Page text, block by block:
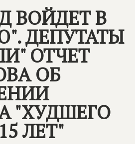
Контакты
ВОЙДЕТ В
ДЕПУТАТЫ
ОТЧЕТ
ОБ
"ХУДШЕГО
ЛЕТ"